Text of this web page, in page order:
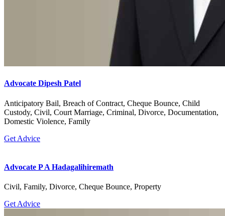
Advocate Dipesh Patel
Anticipatory Bail, Breach of Contract, Cheque Bounce, Child
Custody, Civil, Court Marriage, Criminal, Divorce, Documentation,
Domestic Violence, Family
Get Advice
Advocate P A Hadagalihiremath
Civil, Family, Divorce, Cheque Bounce, Property
Get Advice